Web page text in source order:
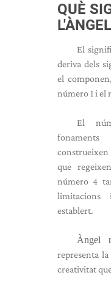
QUÈ
El
deriva dels
el
número 1 i el
El
construeixen
que
número 4
establert.
Àngel
representa
creativitat